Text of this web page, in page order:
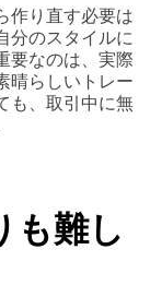
作り直す必要は
分のスタイルに
要なのは、実際
晴らしいトレー
も、取引中に無
も難し